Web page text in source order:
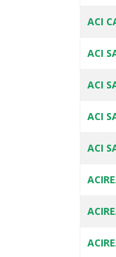
ACI
ACI
ACI
ACI
ACI